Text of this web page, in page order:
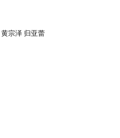
黄宗泽 归亚蕾